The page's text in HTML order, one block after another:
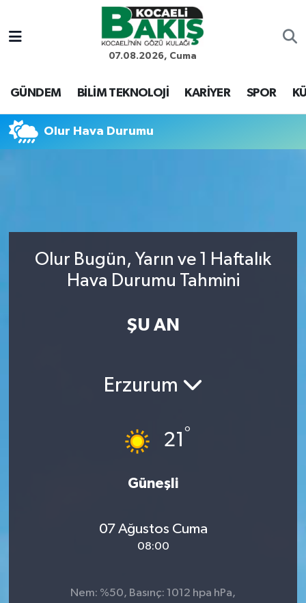
07.08.2026, Cuma
GÜNDEM BİLİM TEKNOLOJİ KARİYER SPOR
Olur Hava Durumu
Olur Bugün, Yarın ve 1 Haftalık
Hava Durumu Tahmini
ŞU AN
Erzurum
21 °
Güneşli
07 Ağustos Cuma
08:00
Nem: %50, Basınç: 1012 hpa hPa,
Kocaeli Nöbetçi Eczaneler
Kocaeli Hava Durumu
Haber Arşivi